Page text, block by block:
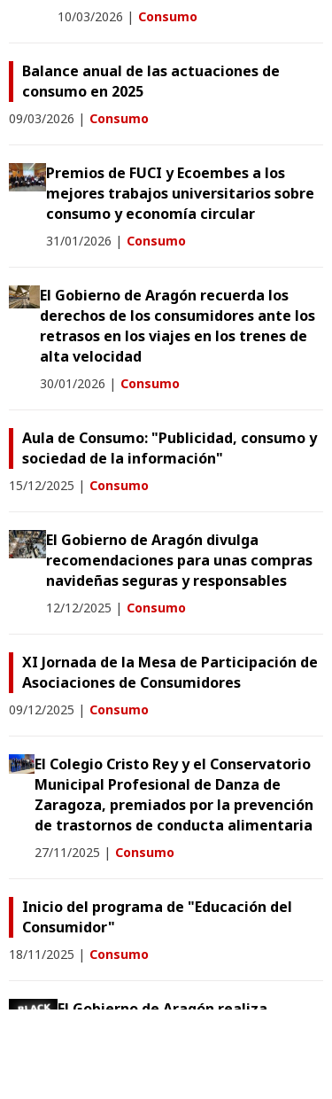
10/03/2026 | Consumo
Balance anual de las actuaciones de
consumo en 2025
09/03/2026 | Consumo
Premios de FUCI y Ecoembes a los
mejores trabajos universitarios sobre
consumo y economía circular
31/01/2026 | Consumo
El Gobierno de Aragón recuerda los
derechos de los consumidores ante los
retrasos en los viajes en los trenes de
alta velocidad
30/01/2026 | Consumo
Aula de Consumo: "Publicidad, consumo y
sociedad de la información"
15/12/2025 | Consumo
El Gobierno de Aragón divulga
recomendaciones para unas compras
navideñas seguras y responsables
12/12/2025 | Consumo
XI Jornada de la Mesa de Participación de
Asociaciones de Consumidores
09/12/2025 | Consumo
El Colegio Cristo Rey y el Conservatorio
Municipal Profesional de Danza de
Zaragoza, premiados por la prevención
de trastornos de conducta alimentaria
27/11/2025 | Consumo
Inicio del programa de "Educación del
Consumidor"
18/11/2025 | Consumo
El Gobierno de Aragón realiza